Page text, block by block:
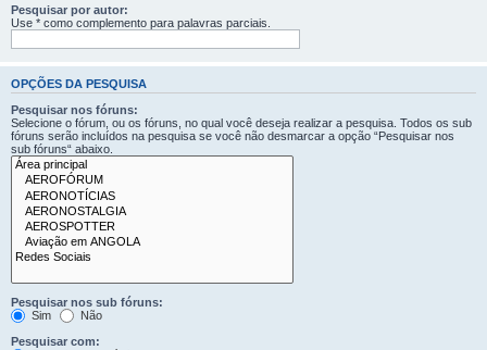
Pesquisar por autor:
Use * como complemento para palavras parciais.
OPÇÕES DA PESQUISA
Pesquisar nos fóruns:
Selecione o fórum, ou os fóruns, no qual você deseja realizar a pesquisa. Todos os sub
fóruns serão incluídos na pesquisa se você não desmarcar a opção “Pesquisar nos
sub fóruns“ abaixo.
Pesquisar nos sub fóruns:
Sim
Não
Pesquisar com: